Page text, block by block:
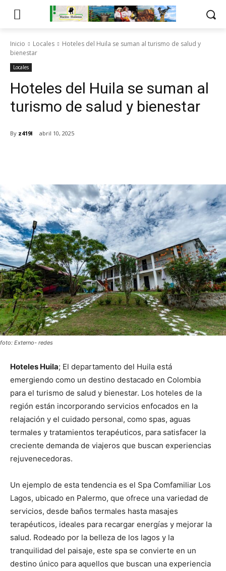
Inicio Locales
Hoteles del Huila se suman al turismo de salud y
bienestar
Locales
Hoteles del Huila se suman al
turismo de salud y bienestar
By z419l abril 10, 2025
foto: Externo- redes
Hoteles Huila; El departamento del Huila está
emergiendo como un destino destacado en Colombia
para el turismo de salud y bienestar. Los hoteles de la
región están incorporando servicios enfocados en la
relajación y el cuidado personal, como spas, aguas
termales y tratamientos terapéuticos, para satisfacer la
creciente demanda de viajeros que buscan experiencias
rejuvenecedoras.
Un ejemplo de esta tendencia es el Spa Comfamiliar Los
Lagos, ubicado en Palermo, que ofrece una variedad de
servicios, desde baños termales hasta masajes
terapéuticos, ideales para recargar energías y mejorar la
salud. Rodeado por la belleza de los lagos y la
tranquilidad del paisaje, este spa se convierte en un
destino único para aquellos que buscan una experiencia